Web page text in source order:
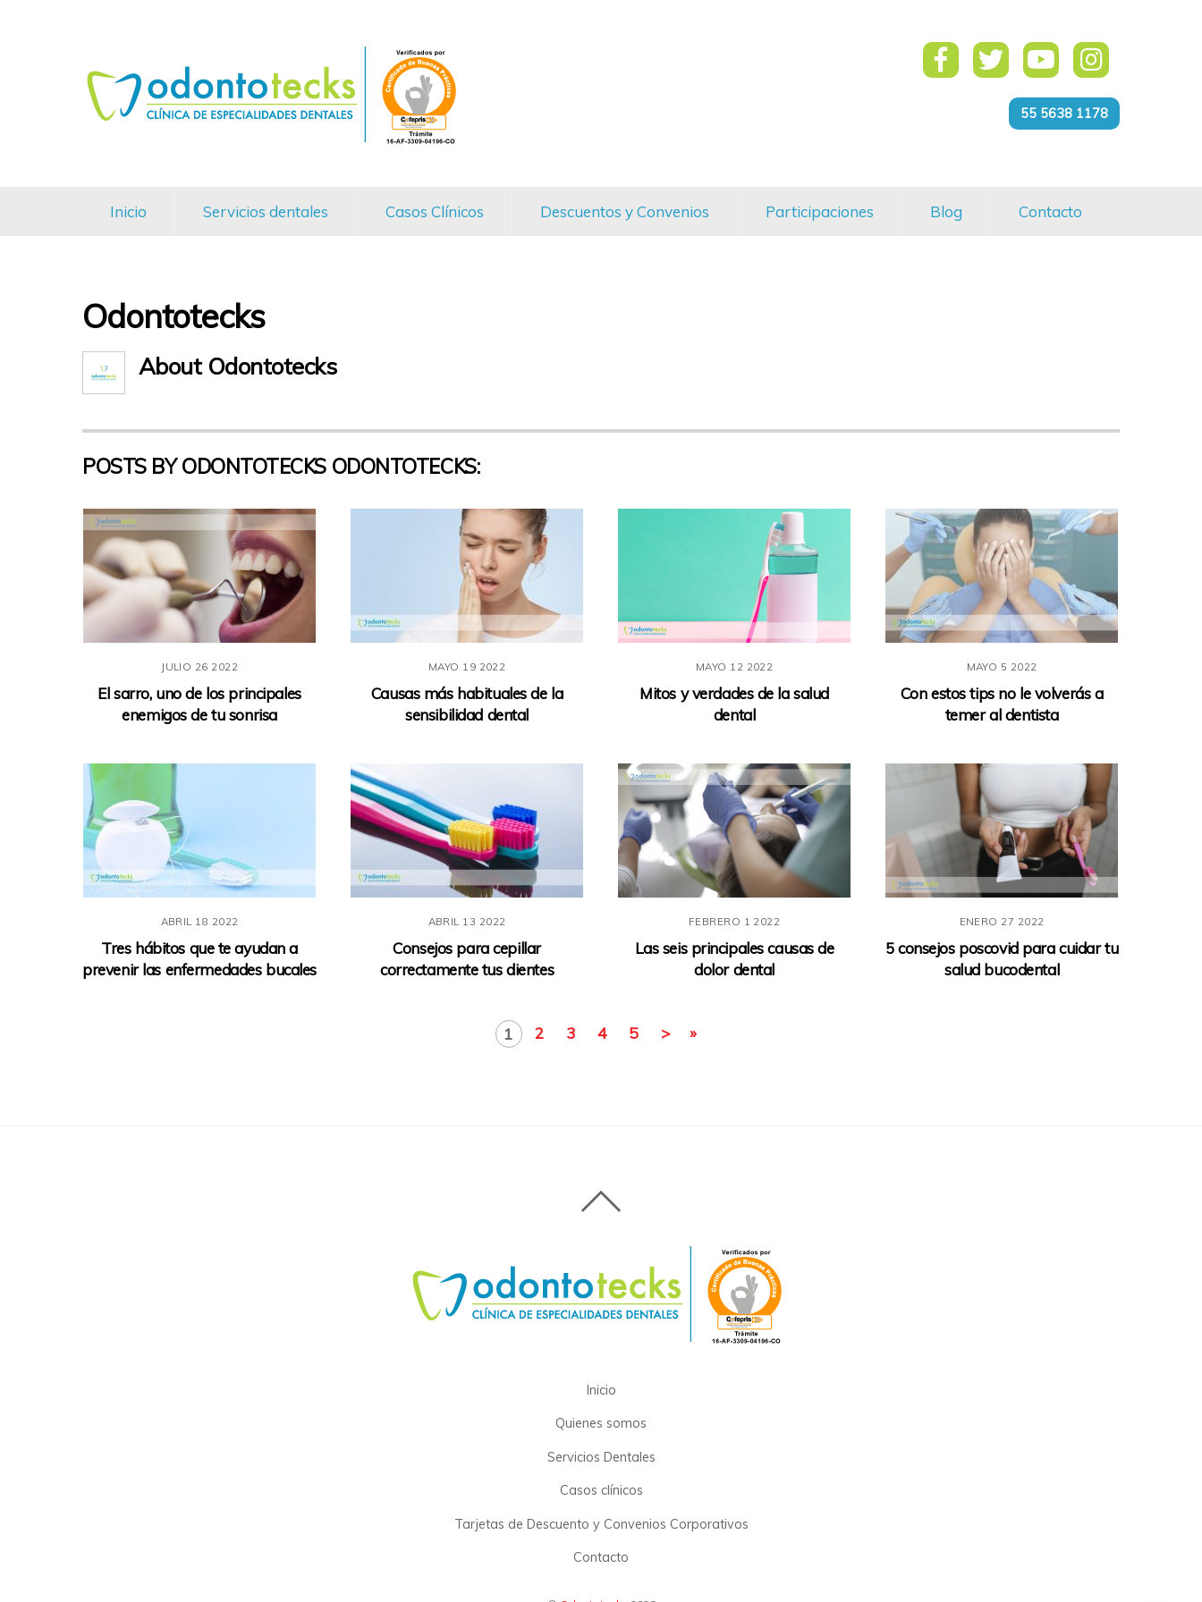
Inicio Servicios dentales Casos Clínicos Descuentos y Convenios Participaciones Blog Contacto
55 5638 1178
Odontotecks
About Odontotecks
POSTS BY ODONTOTECKS ODONTOTECKS:
JULIO 26 2022
El sarro, uno de los principales
enemigos de tu sonrisa
MAYO 19 2022
Causas más habituales de la
sensibilidad dental
MAYO 12 2022
Mitos y verdades de la salud
dental
MAYO 5 2022
Con estos tips no le volverás a
temer al dentista
ABRIL 18 2022
Tres hábitos que te ayudan a
prevenir las enfermedades bucales
ABRIL 13 2022
Consejos para cepillar
correctamente tus dientes
FEBRERO 1 2022
Las seis principales causas de
dolor dental
ENERO 27 2022
5 consejos poscovid para cuidar tu
salud bucodental
1 2 3 4 5 > »
Inicio
Quienes somos
Servicios Dentales
Casos clínicos
Tarjetas de Descuento y Convenios Corporativos
Contacto